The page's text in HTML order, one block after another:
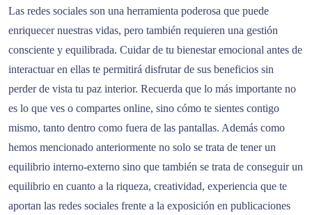
Las redes sociales son una herramienta poderosa que puede
enriquecer nuestras vidas, pero también requieren una gestión
consciente y equilibrada. Cuidar de tu bienestar emocional antes de
interactuar en ellas te permitirá disfrutar de sus beneficios sin
perder de vista tu paz interior. Recuerda que lo más importante no
es lo que ves o compartes online, sino cómo te sientes contigo
mismo, tanto dentro como fuera de las pantallas. Además como
hemos mencionado anteriormente no solo se trata de tener un
equilibrio interno-externo sino que también se trata de conseguir un
equilibrio en cuanto a la riqueza, creatividad, experiencia que te
aportan las redes sociales frente a la exposición en publicaciones